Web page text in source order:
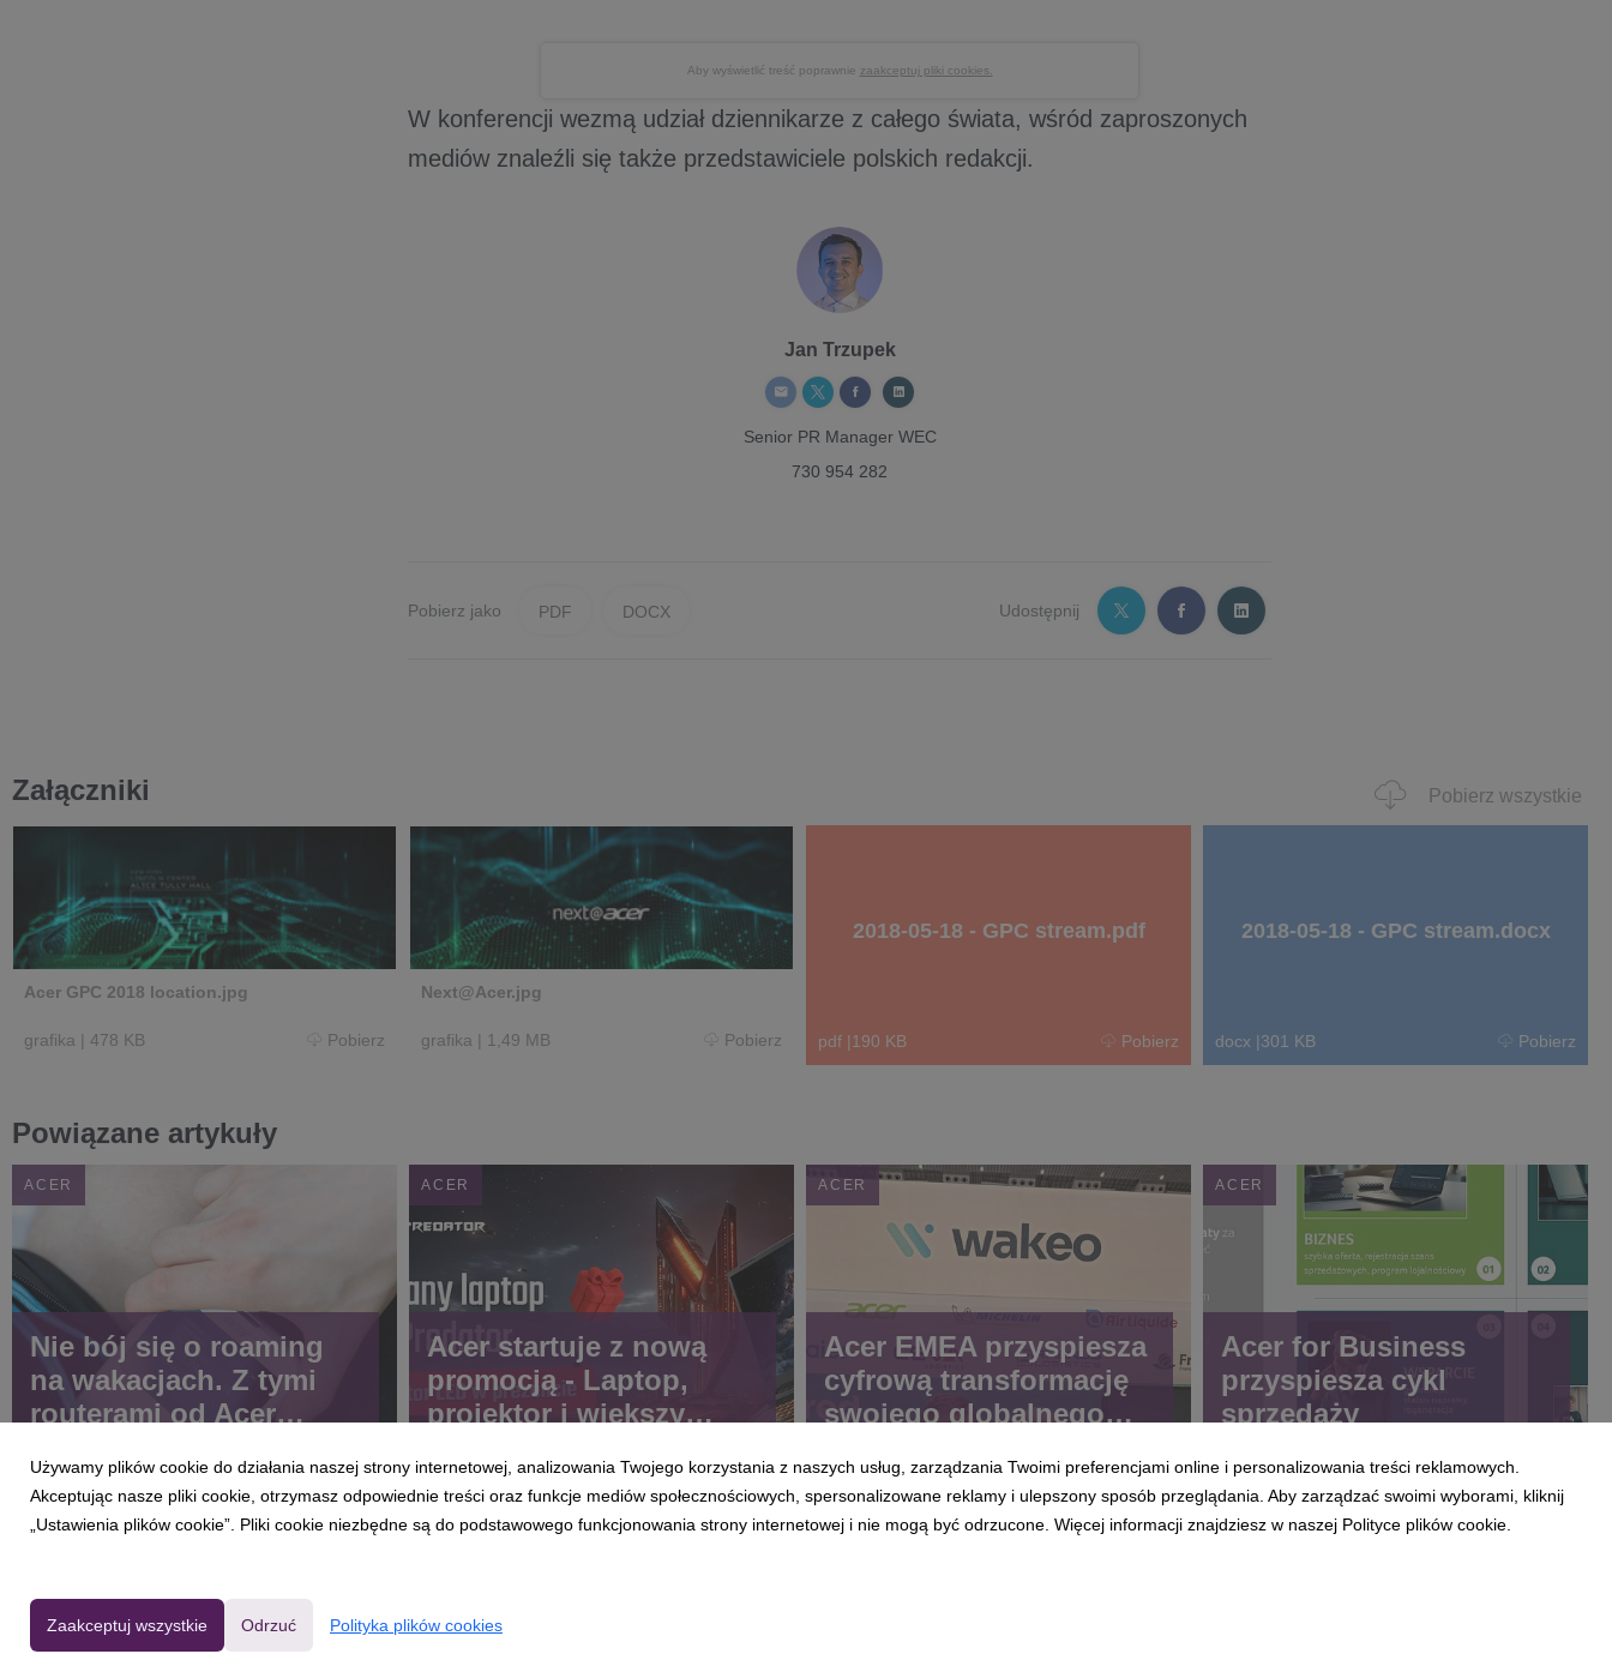
Aby wyświetlić treść poprawnie zaakceptuj pliki cookies.
W konferencji wezmą udział dziennikarze z całego świata, wśród zaproszonych
mediów znaleźli się także przedstawiciele polskich redakcji.
Jan Trzupek
Senior PR ManagerWEC
730 954 282
Pobierz jako PDF DOCX Udostępnij
Załączniki Pobierz wszystkie
Acer GPC 2018 location.jpg
grafika | 478 KB Pobierz
Next@Acer.jpg
grafika | 1,49 MB Pobierz
2018-05-18 - GPC stream.pdf
pdf |190 KB Pobierz
2018-05-18 - GPC stream.docx
docx |301 KB Pobierz
Powiązane artykuły
ACER
Nie bój się o roaming
na wakacjach. Z tymi
routerami od Acer
zasięgu
ACER
Acer startuje z nową
promocją - Laptop,
projektor i większy
ACER
Acer EMEA przyspiesza
cyfrową transformację
swojego globalnego
Sztuczna inteligencja
pomoże ulepszyć pracę
ACER
Acer for Business
przyspiesza cykl
sprzedaży
Używamy plików cookie do działania naszej strony internetowej, analizowania Twojego korzystania z naszych usług, zarządzania Twoimi preferencjami online i personalizowania treści reklamowych.
Akceptując nasze pliki cookie, otrzymasz odpowiednie treści oraz funkcje mediów społecznościowych, spersonalizowane reklamy i ulepszony sposób przeglądania. Aby zarządzać swoimi wyborami, kliknij
„Ustawienia plików cookie”. Pliki cookie niezbędne są do podstawowego funkcjonowania strony internetowej i nie mogą być odrzucone. Więcej informacji znajdziesz w naszej Polityce plików cookie.
Zaakceptuj wszystkie Odrzuć Polityka plików cookies